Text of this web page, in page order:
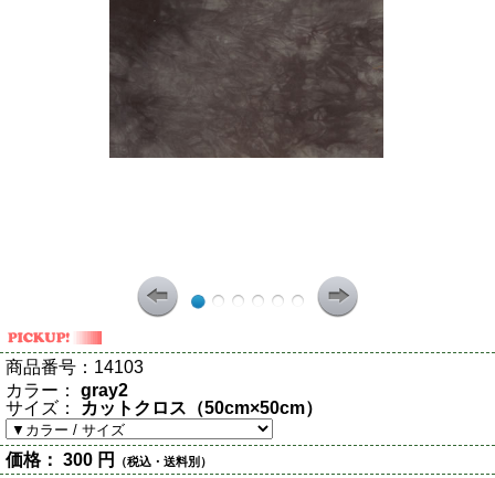
商品番号： 14103
カラー：
gray2
サイズ：
カットクロス（50cm×50cm）
価格： 300 円 （税込・送料別）